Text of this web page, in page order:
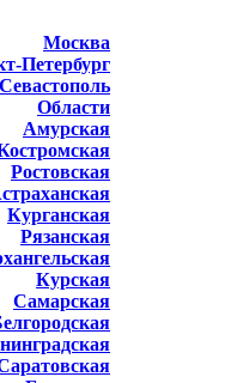
Москва
Петербург
Севастополь
Области
Амурская
Ростовская
Курганская
Рязанская
Курская
Самарская